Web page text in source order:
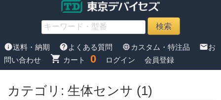
info送料・納期 helpよくある質問 memory カスタム・特注品 mailお
問い合わせ
shopping_cart カート 0 ログイン 会員登録
カテゴリ: 生体センサ (1)